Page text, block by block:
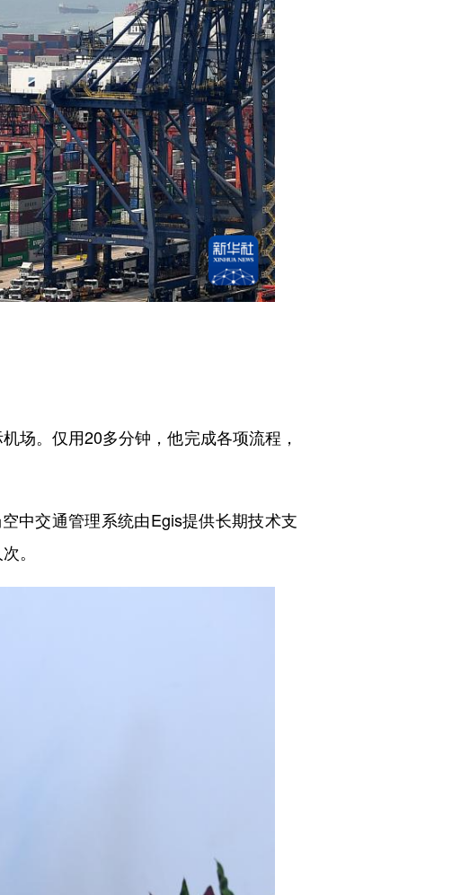
。仅用20多分钟，他完成各项流程，
中交通管理系统由Egis提供长期技术支
。